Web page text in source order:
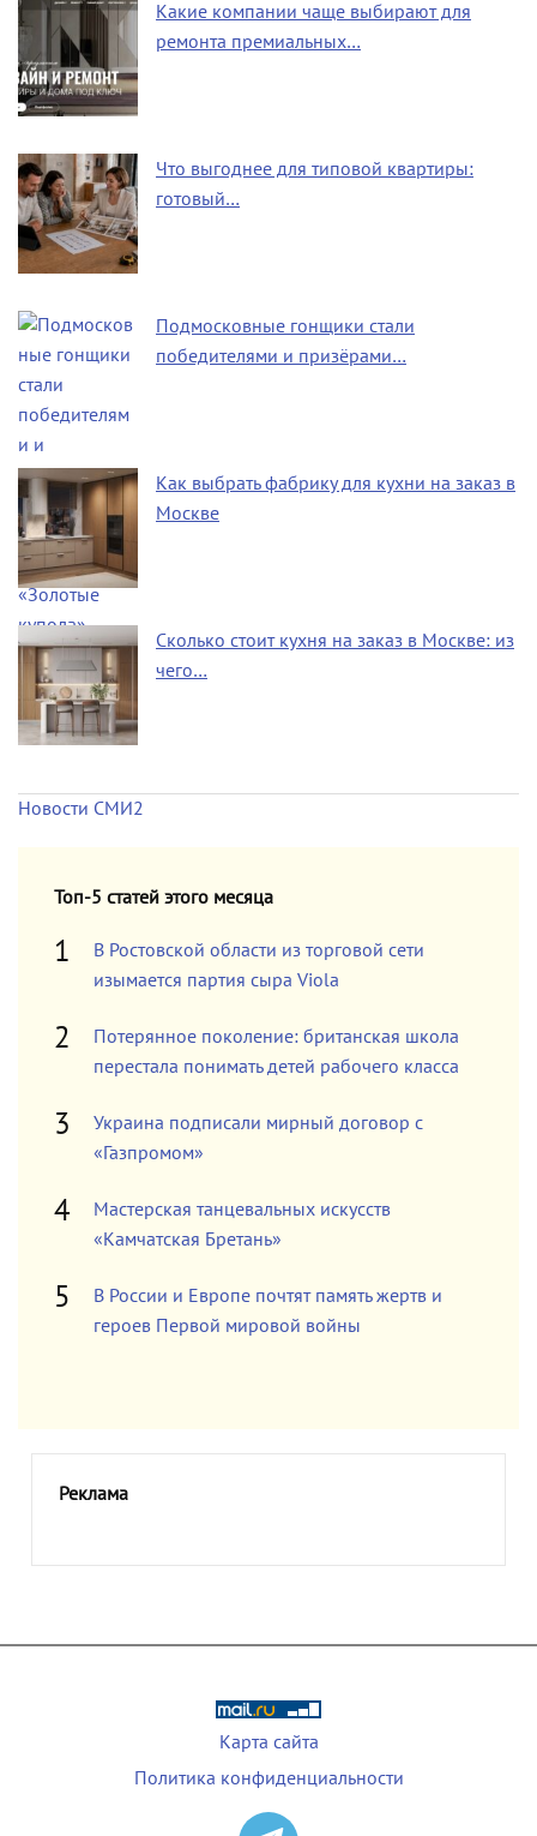
Какие компании чаще выбирают для
ремонта премиальных…
Что выгоднее для типовой квартиры:
готовый…
Подмосковные гонщики стали
победителями и призёрами…
Как выбрать фабрику для кухни на заказ в
Москве
Сколько стоит кухня на заказ в Москве: из
чего…
Новости СМИ2
Топ-5 статей этого месяца
В Ростовской области из торговой сети
изымается партия сыра Viola
Потерянное поколение: британская школа
перестала понимать детей рабочего класса
Украина подписали мирный договор с
«Газпромом»
Мастерская танцевальных искусств
«Камчатская Бретань»
В России и Европе почтят память жертв и
героев Первой мировой войны
Реклама
Карта сайта
Политика конфиденциальности